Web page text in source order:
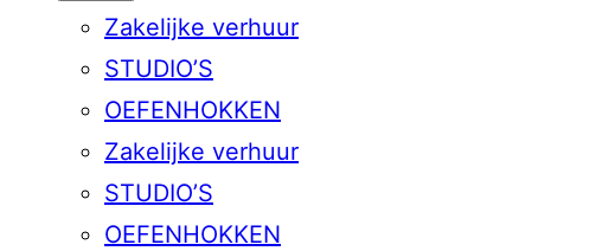
Zakelijke verhuur
STUDIO’S
OEFENHOKKEN
Zakelijke verhuur
STUDIO’S
OEFENHOKKEN